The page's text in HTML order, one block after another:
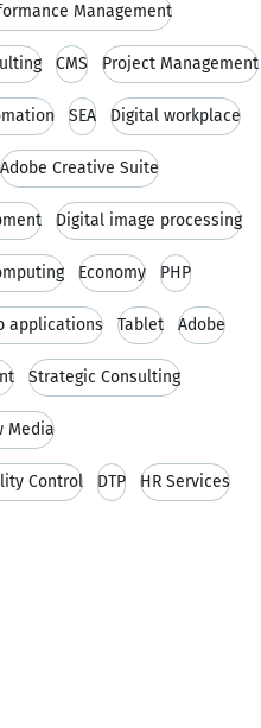
Management
CMS Project Management
SEA Digital workplace
Adobe Creative Suite
Digital image processing
Economy PHP
applications Tablet Adobe
Strategic Consulting
Media
Control DTP HR Services